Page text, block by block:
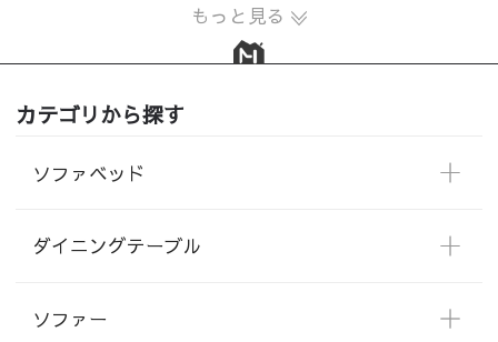
もっと見る
カテゴリから探す
ソファベッド
ダイニングテーブル
ソファー